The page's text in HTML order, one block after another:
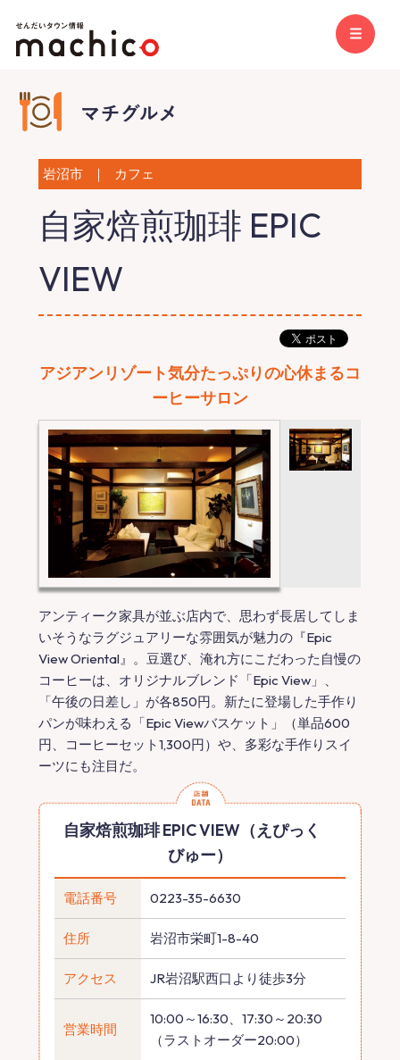
岩沼市 ｜ カフェ
自家焙煎珈琲 EPIC
VIEW
アジアンリゾート気分たっぷりの心休まるコ
ーヒーサロン
アンティーク家具が並ぶ店内で、思わず長居してしま
いそうなラグジュアリーな雰囲気が魅力の『Epic
View Oriental』。豆選び、淹れ方にこだわった自慢の
コーヒーは、オリジナルブレンド「Epic View」、
「午後の日差し」が各850円。新たに登場した手作り
パンが味わえる「Epic Viewバスケット」（単品600
円、コーヒーセット1,300円）や、多彩な手作りスイ
ーツにも注目だ。
自家焙煎珈琲 EPIC VIEW（えぴっく
びゅー）
電話番号 0223-35-6630
住所 岩沼市栄町1-8-40
アクセス JR岩沼駅西口より徒歩3分
営業時間
10:00～16:30、17:30～20:30
（ラストオーダー20:00）